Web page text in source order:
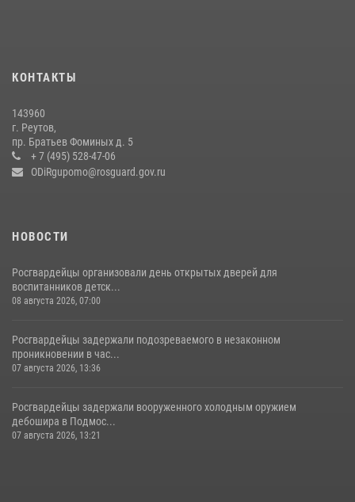
18 июля 2026, 07:03
сотрудников спецподразделений в преодолении полосы
препятствий со стрельбой
14 июля 2026, 15:13
КОНТАКТЫ
143960
г. Реутов,
пр. Братьев Фоминых д. 5
+ 7 (495) 528-47-06
ODiRgupomo@rosguard.gov.ru
НОВОСТИ
Росгвардейцы организовали день открытых дверей для
воспитанников детск...
08 августа 2026, 07:00
Росгвардейцы задержали подозреваемого в незаконном
проникновении в час...
07 августа 2026, 13:36
Росгвардейцы задержали вооруженного холодным оружием
дебошира в Подмос...
07 августа 2026, 13:21